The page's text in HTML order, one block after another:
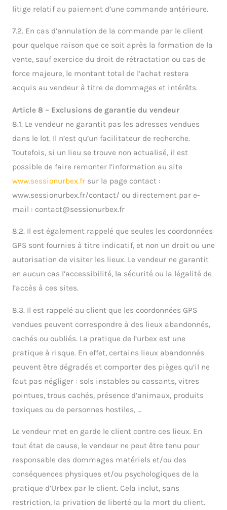
litige relatif au paiement d’une commande antérieure.
7.2. En cas d’annulation de la commande par le client
pour quelque raison que ce soit après la formation de la
vente, sauf exercice du droit de rétractation ou cas de
force majeure, le montant total de l’achat restera
acquis au vendeur à titre de dommages et intérêts.
Article 8 – Exclusions de garantie du vendeur
8.1. Le vendeur ne garantit pas les adresses vendues
dans le lot. Il n’est qu’un facilitateur de recherche.
Toutefois, si un lieu se trouve non actualisé, il est
possible de faire remonter l’information au site
www.sessionurbex.frsur la page contact :
www.sessionurbex.fr/contact/ ou directement par e-
mail : contact@sessionurbex.fr
8.2. Il est également rappelé que seules les coordonnées
GPS sont fournies à titre indicatif, et non un droit ou une
autorisation de visiter les lieux. Le vendeur ne garantit
en aucun cas l’accessibilité, la sécurité ou la légalité de
l’accès à ces sites.
8.3. Il est rappelé au client que les coordonnées GPS
vendues peuvent correspondre à des lieux abandonnés,
cachés ou oubliés. La pratique de l’urbex est une
pratique à risque. En effet, certains lieux abandonnés
peuvent être dégradés et comporter des pièges qu’il ne
faut pas négliger : sols instables ou cassants, vitres
pointues, trous cachés, présence d’animaux, produits
toxiques ou de personnes hostiles, …
Le vendeur met en garde le client contre ces lieux. En
tout état de cause, le vendeur ne peut être tenu pour
responsable des dommages matériels et/ou des
conséquences physiques et/ou psychologiques de la
pratique d’Urbex par le client. Cela inclut, sans
restriction, la privation de liberté ou la mort du client.